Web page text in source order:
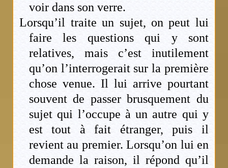
voir dans son verre.
Lorsqu’il traite un sujet, on peut lui
faire les questions qui y sont
relatives, mais c’est inutilement
qu’on l’interrogerait sur la première
chose venue. Il lui arrive pourtant
souvent de passer brusquement du
sujet qui l’occupe à un autre qui y
est tout à fait étranger, puis il
revient au premier. Lorsqu’on lui en
demande la raison, il répond qu’il